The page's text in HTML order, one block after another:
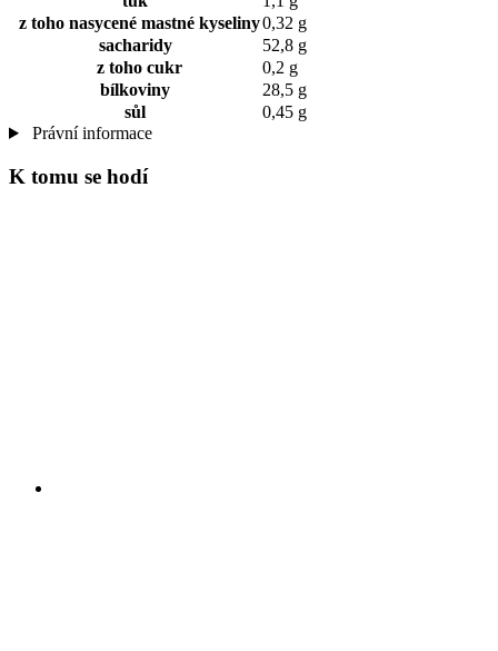
z toho nasycené mastné kyseliny0,32 g
sacharidy
52,8 g
z toho cukr
0,2 g
bílkoviny
28,5 g
sůl
0,45 g
Právní informace
K tomu se hodí